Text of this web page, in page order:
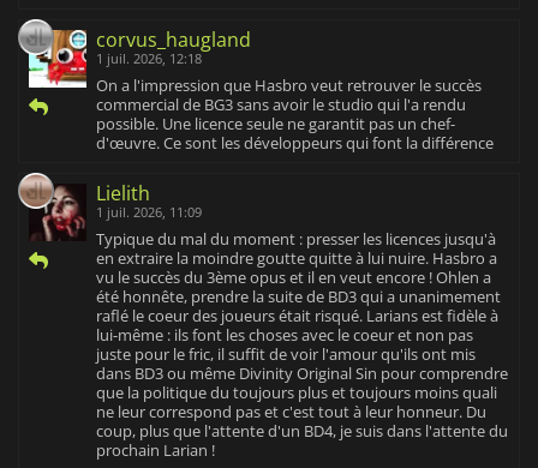
corvus_haugland
1 juil. 2026, 12:18
On a l'impression que Hasbro veut retrouver le succès
commercial de BG3 sans avoir le studio qui l'a rendu
possible. Une licence seule ne garantit pas un chef-
d'œuvre. Ce sont les développeurs qui font la différence
Lielith
1 juil. 2026, 11:09
Typique du mal du moment : presser les licences jusqu'à
en extraire la moindre goutte quitte à lui nuire. Hasbro a
vu le succès du 3ème opus et il en veut encore ! Ohlen a
été honnête, prendre la suite de BD3 qui a unanimement
raflé le coeur des joueurs était risqué. Larians est fidèle à
lui-même : ils font les choses avec le coeur et non pas
juste pour le fric, il suffit de voir l'amour qu'ils ont mis
dans BD3 ou même Divinity Original Sin pour comprendre
que la politique du toujours plus et toujours moins quali
ne leur correspond pas et c'est tout à leur honneur. Du
coup, plus que l'attente d'un BD4, je suis dans l'attente du
prochain Larian !